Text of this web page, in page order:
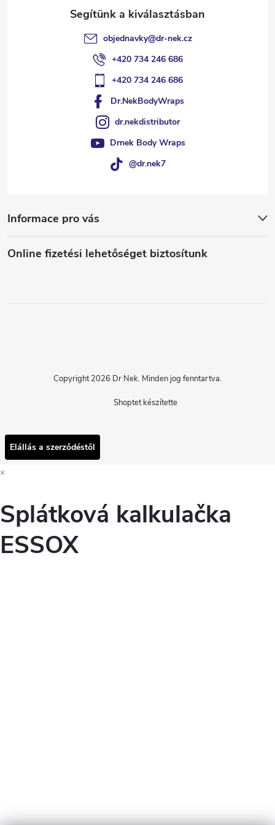
objednavky@dr-nek.cz
+420 734 246 686
+420 734 246 686
Dr.NekBodyWraps
dr.nekdistributor
Drnek Body Wraps
@dr.nek7
Informace pro vás
Online fizetési lehetőséget biztosítunk
Shoptet készítette
Copyright 2026 Dr Nek. Minden jog fenntartva.
Elállás a szerződéstől
×
Splátková kalkulačka
ESSOX